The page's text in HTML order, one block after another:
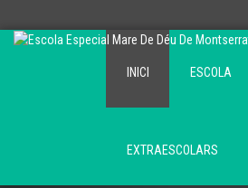
INICI ESCOLA
EXTRAESCOLARS